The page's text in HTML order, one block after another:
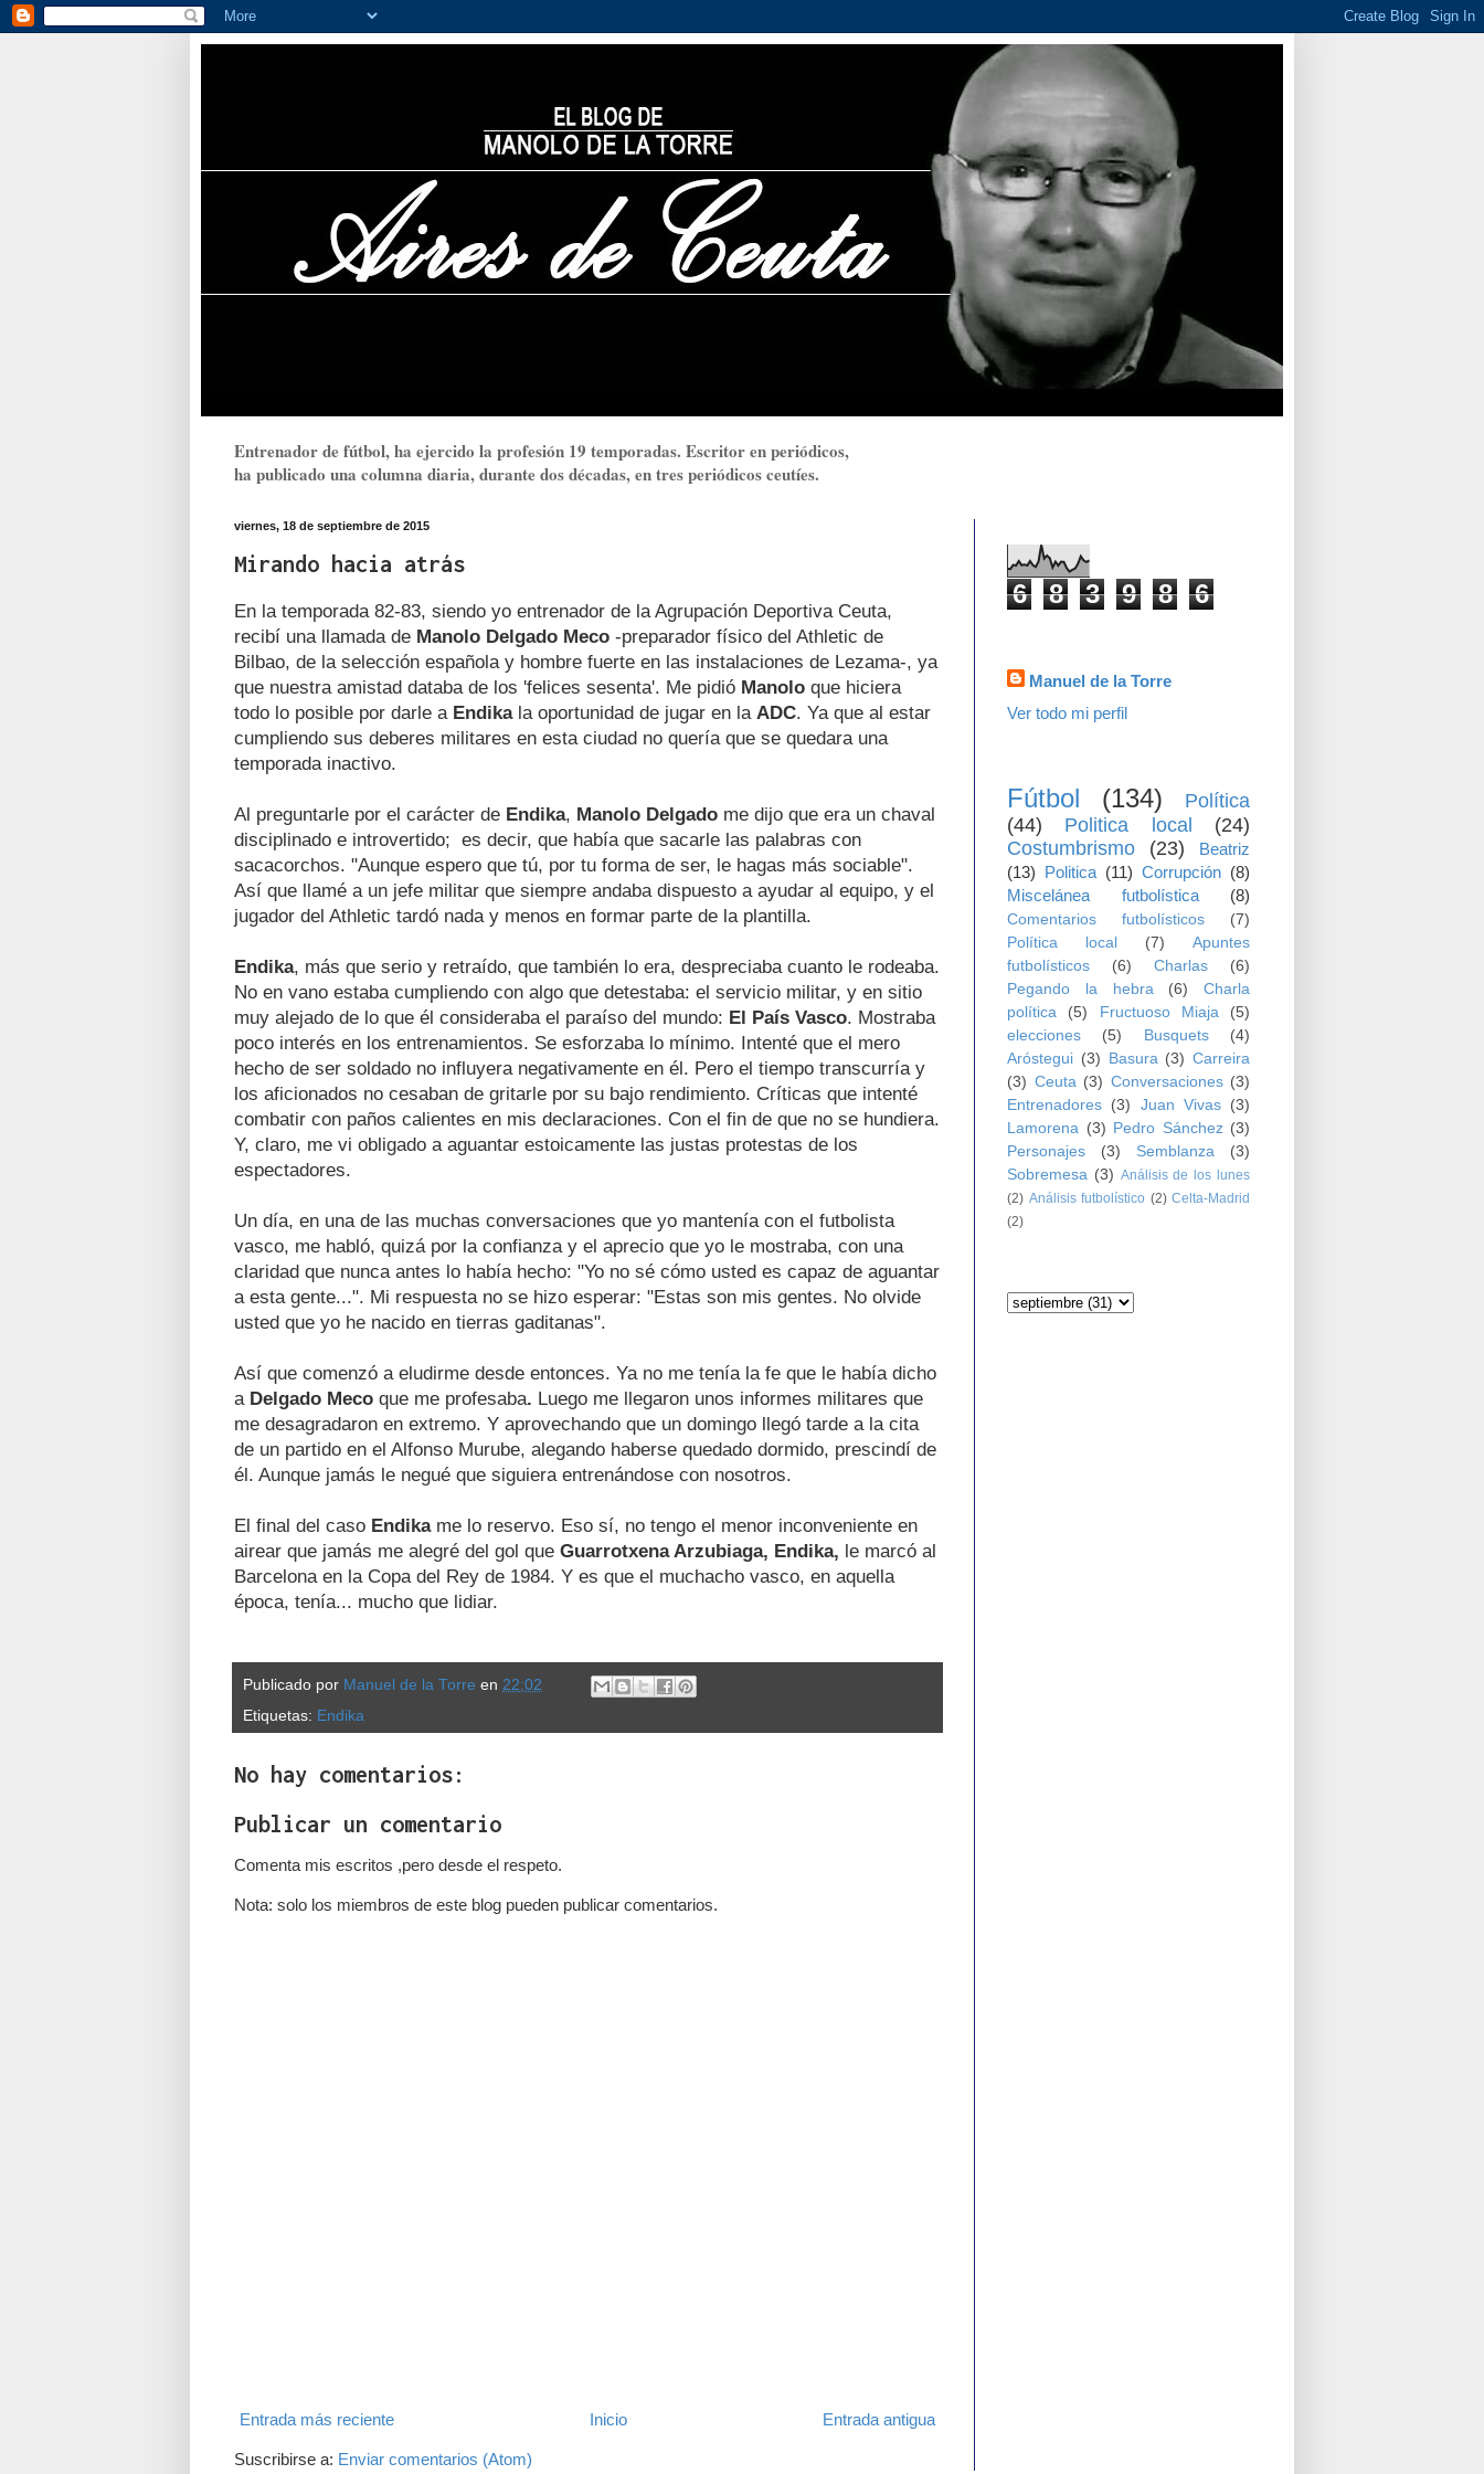
Entrenador de fútbol, ha ejercido la profesión 19 temporadas. Escritor en periódicos,
ha publicado una columna diaria, durante dos décadas, en tres periódicos ceutíes.
viernes, 18 de septiembre de 2015
Mirando hacia atrás
En la temporada 82-83, siendo yo entrenador de la Agrupación Deportiva Ceuta,
recibí una llamada de Manolo Delgado Meco -preparador físico del Athletic de
Bilbao, de la selección española y hombre fuerte en las instalaciones de Lezama-, ya
que nuestra amistad databa de los 'felices sesenta'. Me pidió Manolo que hiciera
todo lo posible por darle a Endikala oportunidad de jugar en la ADC. Ya que al estar
cumpliendo sus deberes militares en esta ciudad no quería que se quedara una
temporada inactivo.
Al preguntarle por el carácter de Endika, Manolo Delgado me dijo que era un chaval
disciplinado e introvertido; es decir, que había que sacarle las palabras con
sacacorchos. "Aunque espero que tú, por tu forma de ser, le hagas más sociable".
Así que llamé a un jefe militar que siempre andaba dispuesto a ayudar al equipo, y el
jugador del Athletic tardó nada y menos en formar parte de la plantilla.
Endika, más que serio y retraído, que también lo era, despreciaba cuanto le rodeaba.
No en vano estaba cumpliendo con algo que detestaba: el servicio militar, y en sitio
muy alejado de lo que él consideraba el paraíso del mundo: El País Vasco. Mostraba
poco interés en los entrenamientos. Se esforzaba lo mínimo. Intenté que el mero
hecho de ser soldado no influyera negativamente en él. Pero el tiempo transcurría y
los aficionados no cesaban de gritarle por su bajo rendimiento. Críticas que intenté
combatir con paños calientes en mis declaraciones. Con el fin de que no se hundiera.
Y, claro, me vi obligado a aguantar estoicamente las justas protestas de los
espectadores.
Un día, en una de las muchas conversaciones que yo mantenía con el futbolista
vasco, me habló, quizá por la confianza y el aprecio que yo le mostraba, con una
claridad que nunca antes lo había hecho: "Yo no sé cómo usted es capaz de aguantar
a esta gente...". Mi respuesta no se hizo esperar: "Estas son mis gentes. No olvide
usted que yo he nacido en tierras gaditanas".
Así que comenzó a eludirme desde entonces. Ya no me tenía la fe que le había dicho
a Delgado Meco que me profesaba. Luego me llegaron unos informes militares que
me desagradaron en extremo. Y aprovechando que un domingo llegó tarde a la cita
de un partido en el Alfonso Murube, alegando haberse quedado dormido, prescindí de
él. Aunque jamás le negué que siguiera entrenándose con nosotros.
El final del caso Endikame lo reservo. Eso sí, no tengo el menor inconveniente en
airear que jamás me alegré del gol que Guarrotxena Arzubiaga, Endika, le marcó al
Barcelona en la Copa del Rey de 1984. Y es que el muchacho vasco, en aquella
época, tenía... mucho que lidiar.
Publicado por Manuel de la Torre en 22:02
Etiquetas: Endika
No hay comentarios:
Publicar un comentario
Comenta mis escritos ,pero desde el respeto.
Nota: solo los miembros de este blog pueden publicar comentarios.
Entrada más reciente Entrada antigua
Inicio
Suscribirse a: Enviar comentarios (Atom)
6 8 3 9 8 6
Manuel de la Torre
Ver todo mi perfil
Fútbol (134)
Política
(44)
Politica local
(24)
Costumbrismo
(23)
Beatriz
(13) Politica (11) Corrupción (8)
Miscelánea futbolística
(8)
Comentarios futbolísticos
(7)
Política local
(7)
Apuntes
futbolísticos
(6) Charlas
(6)
Pegando la hebra
(6)
Charla
política
(5) Fructuoso Miaja
(5)
elecciones
(5) Busquets
(4)
Aróstegui (3) Basura (3) Carreira
(3) Ceuta (3) Conversaciones (3)
Entrenadores (3) Juan Vivas
(3)
Lamorena (3) Pedro Sánchez (3)
Personajes
(3) Semblanza
(3)
Sobremesa (3) Análisis de los lunes
(2) Análisis futbolístico (2) Celta-Madrid
(2)